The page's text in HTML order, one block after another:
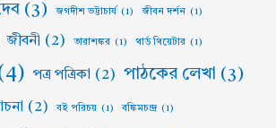
(3) জগদীশ ভট্টাচার্য (1) জীবন দর্শন (1)
জীবনী (2) তারাশঙ্কর (1) থার্ড থিয়েটার (1)
পত্র পত্রিকা (2) পাঠকের লেখা (3)
(2) বই পরিচয় (1) বঙ্কিমচন্দ্র (1)